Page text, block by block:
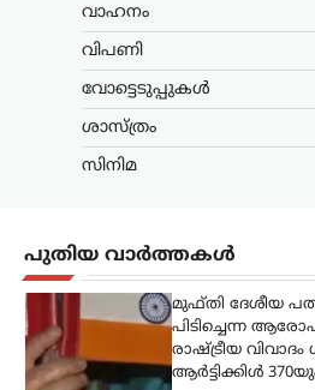
വാഹനം
വിപണി
വോട്ടെടുപ്പുകൾ
ശാസ്ത്രം
സിനിമ
പുതിയ വാർത്തകൾ
പറയേണ്ട
രാഹുൽ
ന്യൂസ് ഡെസ്ക്
പൂർണ പിന്തുണ
പ്രതിപക്ഷ
സമാധാനപരമായി
വിദ്യാർഥികളെ
ട്രെൻഡിംഗ്,